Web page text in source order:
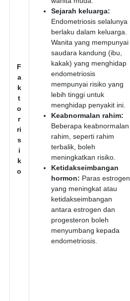
F
a
k
t
o
r
ri
s
i
k
o
Sejarah keluarga:
Endometriosis selalunya
berlaku dalam keluarga.
Wanita yang mempunyai
saudara kandung (ibu,
kakak) yang menghidap
endometriosis
mempunyai risiko yang
lebih tinggi untuk
menghidap penyakit ini.
Keabnormalan rahim:
Beberapa keabnormalan
rahim, seperti rahim
terbalik, boleh
meningkatkan risiko.
Ketidakseimbangan
hormon: Paras estrogen
yang meningkat atau
ketidakseimbangan
antara estrogen dan
progesteron boleh
menyumbang kepada
endometriosis.